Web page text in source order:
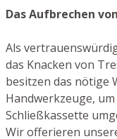
Das Aufbrechen
Als
das Knacken von
besitzen das nötige
Handwerkzeuge,
Schließkassette
Wir offerieren